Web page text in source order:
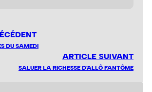
DU SAMEDI
ARTICLE SUIVANT
SALUER LA RICHESSE D’ALLÔ FANTÔME